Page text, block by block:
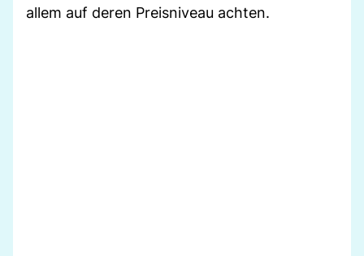
allem auf deren Preisniveau achten.